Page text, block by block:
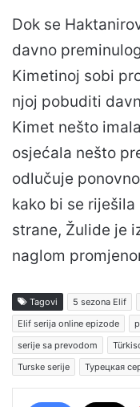
Dok se
davno
Kimetinoj sobi
njoj pobuditi
Kimet nešto
osjećala nešto
odlučuje
kako bi se riješila
strane, Žulide je
naglom
Tagovi 5 sezona Elif
Elif serija online epizode
serije sa prevodom
Turske serije
Турецкая